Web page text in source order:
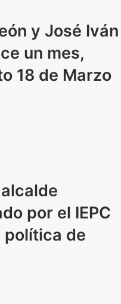
y José Iván
un mes,
18 de Marzo
por el IEPC
política de